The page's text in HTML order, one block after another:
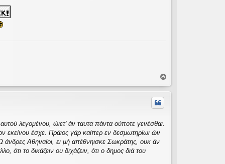
ο
ρ
λεγομένου, ώιετ' άν ταυτα πάντα ούποτε γενέσθαι.
εκείνου έσχε. Πράιος γάρ καίπερ εν δεσμωτηρίωι ών
Αθηναίοι, ει μή απέθνηισκε Σωκράτης, ουκ άν
ότι το δικάζειν ου διχάζειν, ότι ο δημος διά του